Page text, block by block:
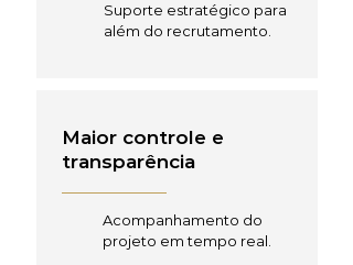
Suporte estratégico para
além do recrutamento.
Maior controle e
transparência
Acompanhamento do
projeto em tempo real.